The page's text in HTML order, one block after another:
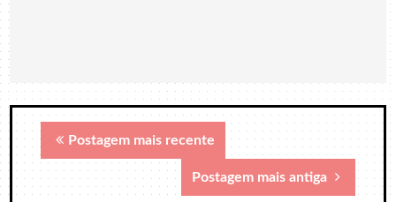
Postagem mais recente
Postagem mais antiga